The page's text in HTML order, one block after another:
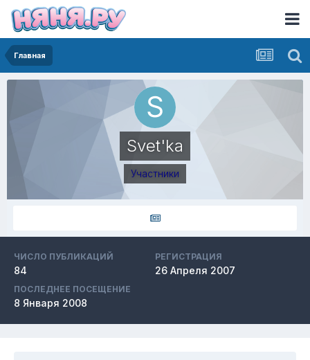
Главная
Svet'ka
Участники
ЧИСЛО ПУБЛИКАЦИЙ
84
РЕГИСТРАЦИЯ
26 Апреля 2007
ПОСЛЕДНЕЕ ПОСЕЩЕНИЕ
8 Января 2008